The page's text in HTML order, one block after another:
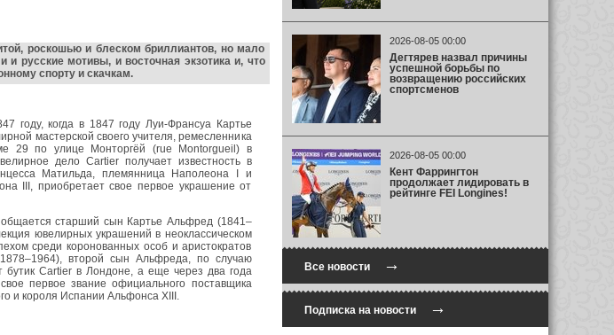
роскошью и блеском бриллиантов, но мало
и русские мотивы, и восточная экзотика и, что
спорту и скачкам.
году, когда в 1847 году Луи-Франсуа Картье
мастерской своего учителя, ремесленника
29 по улице Монторгёй (rue Montorgueil) в
дело Cartier получает известность в
Матильда, племянница Наполеона I и
III, приобретает свое первое украшение от
старший сын Картье Альфред (1841–
ювелирных украшений в неоклассическом
среди коронованных особ и аристократов
второй сын Альфреда, по случаю
бутик Cartier в Лондоне, а еще через два года
первое звание официального поставщика
и короля Испании Альфонса XIII.
2026-08-05 00:00
Дегтярев назвал причины
успешной борьбы по
возвращению российских
спортсменов
2026-08-05 00:00
Кент Фаррингтон
продолжает лидировать в
рейтинге FEI Longines!
Все новости→
Подписка на новости→